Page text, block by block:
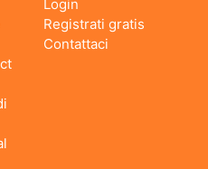
Login
Registrati gratis
Contattaci